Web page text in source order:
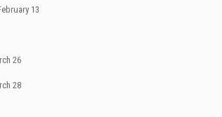
13
26
28